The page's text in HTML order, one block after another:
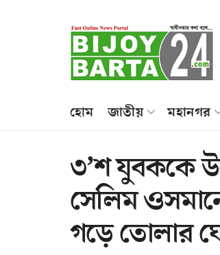
হোম জাতীয় মহানগর
৩’শ যুবককে
সেলিম
গড়ে তোলার